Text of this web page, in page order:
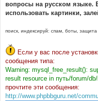
вопросы на русском языке.
использовать картинки,
поиск, индексируй: спам, боты,
Если у вас после
сообщения типа:
Warning: mysql_free_result():
result resource in путь/forum/
прочтите эти сообщения:
http://www.phpbbguru.net/